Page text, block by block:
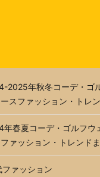
2025年秋冬コーデ・ゴ
スファッション・トレ
年春夏コーデ・ゴルフウ
ァッション・トレンド
ファッション